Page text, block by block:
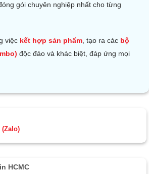
gói chuyên nghiệp nhất cho từng
việc kết hợp sản phẩm , tạo ra các bộ
độc đáo và khác biệt, đáp ứng mọi
(Zalo)
HCMC